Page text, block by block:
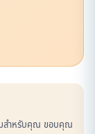
มสำหรับคุณ ขอบคุณ